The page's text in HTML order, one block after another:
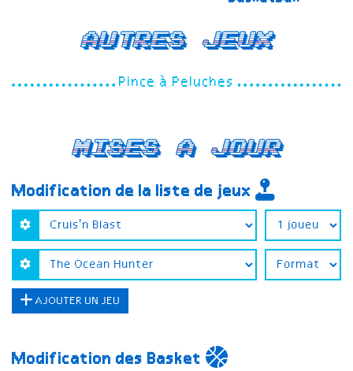
Autres jeux
Pince à Peluches
Mises a jour
Modification de la liste de jeux
AJOUTER UN JEU
Modification des Basket